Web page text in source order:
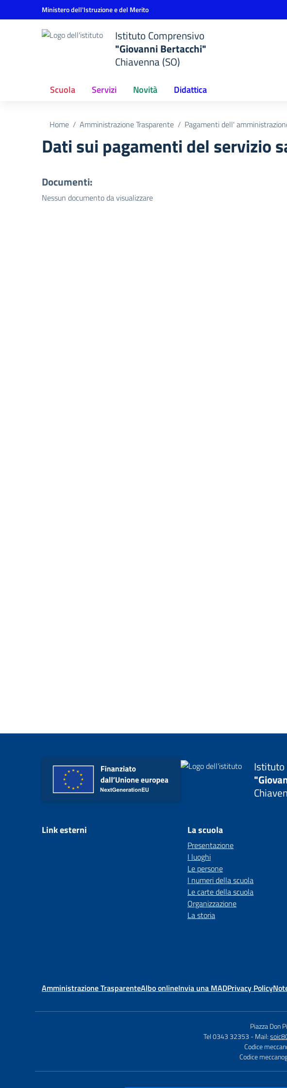
Vai ai contenuti
Vai al menu di navigazioneMinistero dell'Istruzione e del Merito
Istituto Comprensivo
"Giovanni Bertacchi"
Chiavenna (SO)
Scuola Servizi Novità Didattica
Home Amministrazione Trasparente Pagamenti dell'
Dati sui pagamenti del servizio
Documenti:
Nessun documento da visualizzare
Istituto
Link esterni La scuola
Presentazione
I luoghi
Le persone
I numeri della scuola
Le carte della scuola
Organizzazione
La storia
Amministrazione TrasparenteAlbo onlineInvia una MADPrivacy Policy
Piazza Don
Tel 0343 32353 - Mail:
Codice
Codice